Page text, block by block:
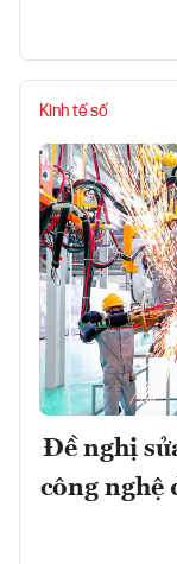
Kinh tế số
Đề nghị
công nghệ